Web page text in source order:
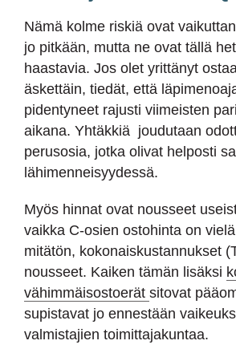
Nämä kolme riskiä ovat
jo pitkään, mutta ne ovat tällä
haastavia. Jos olet yrittänyt
äskettäin, tiedät, että
pidentyneet rajusti viimeisten
aikana. Yhtäkkiä joudutaan
perusosia, jotka olivat helposti
lähimenneisyydessä.
Myös hinnat ovat nousseet
vaikka C-osien ostohinta on
mitätön, kokonaiskustannukset
nousseet. Kaiken tämän lisäksi
vähimmäisostoerät sitovat
supistavat jo ennestään
valmistajien toimittajakuntaa.